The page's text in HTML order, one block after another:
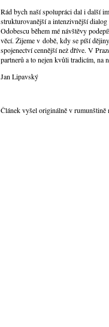
Rád bych naší spolupráci dal i další
strukturovanější a intenzivnější
Odobescu během mé návštěvy
věcí. Žijeme v době, kdy se píší
spojenectví cennější než dříve. V
partnerů a to nejen kvůli tradicím, na
Jan Lipavský
Článek vyšel originálně v